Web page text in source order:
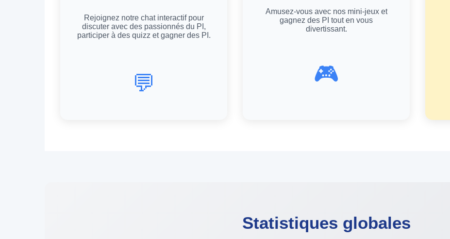
Rejoignez notre chat interactif pour
discuter avec des passionnés du PI,
participer à des quizz et gagner des PI.
💬
Amusez-vous avec nos mini-jeux et
gagnez des PI tout en vous
divertissant.
🎮
Statistiques globales